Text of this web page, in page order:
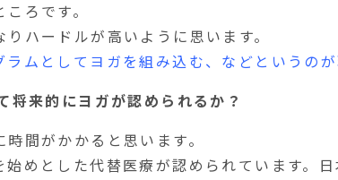
ろです。
ハードルが高いように思います。
ムとしてヨガを組み込む、などというの
来的にヨガが認められるか？
間がかかると思います。
めとした代替医療が認められています。